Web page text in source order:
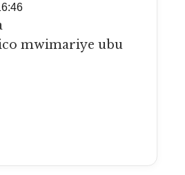
mwimariye ubu